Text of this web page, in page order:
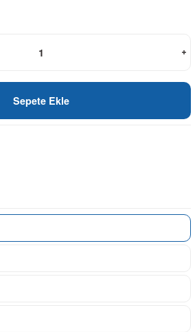
Sepete Ekle